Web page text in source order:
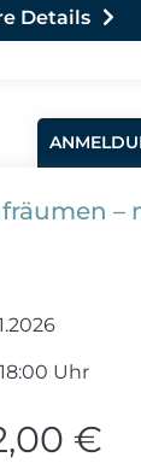
Details
–
Uhr
€